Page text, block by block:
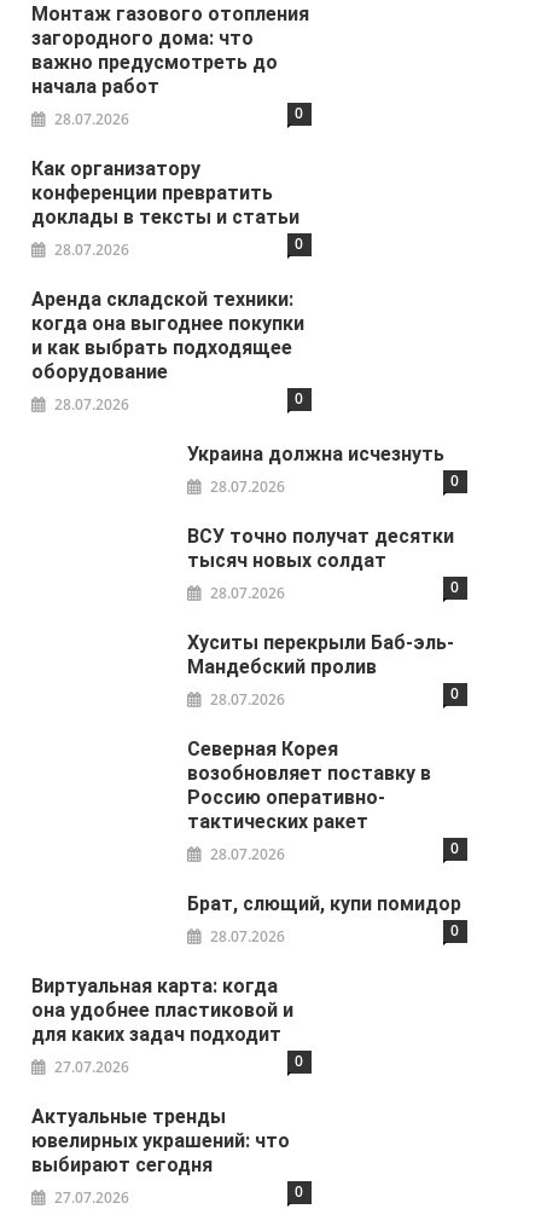
Монтаж газового отопления
загородного дома: что
важно предусмотреть до
начала работ
28.07.2026 0
Как организатору
конференции превратить
доклады в тексты и статьи
28.07.2026 0
Аренда складской техники:
когда она выгоднее покупки
и как выбрать подходящее
оборудование
28.07.2026 0
Украина должна исчезнуть
28.07.2026 0
ВСУ точно получат десятки
тысяч новых солдат
28.07.2026 0
Хуситы перекрыли Баб-эль-
Мандебский пролив
28.07.2026 0
Северная Корея
возобновляет поставку в
Россию оперативно-
тактических ракет
28.07.2026 0
Брат, слющий, купи помидор
28.07.2026 0
Виртуальная карта: когда
она удобнее пластиковой и
для каких задач подходит
27.07.2026 0
Актуальные тренды
ювелирных украшений: что
выбирают сегодня
27.07.2026 0